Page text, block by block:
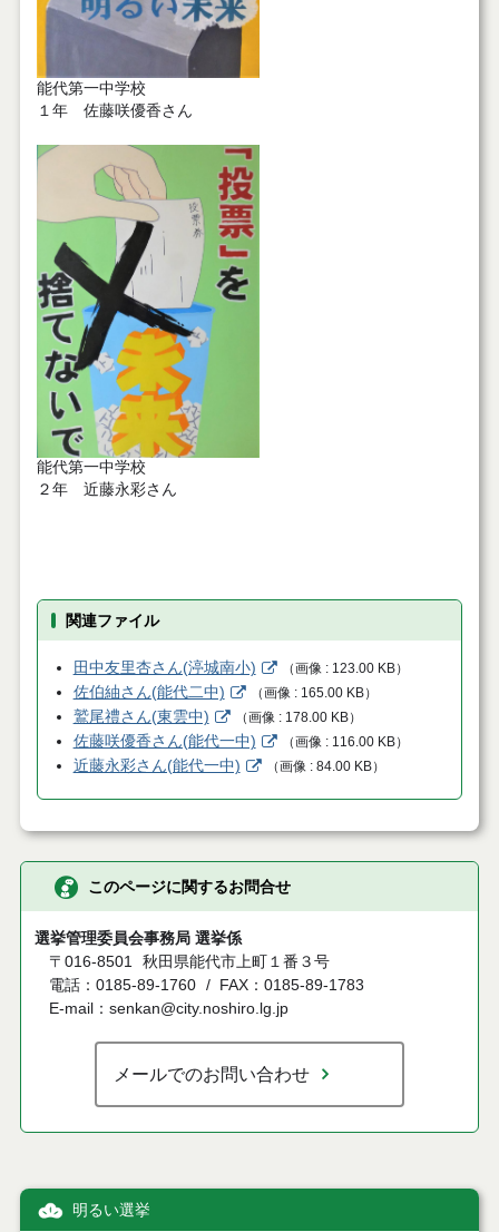
能代第一中学校
１年 佐藤咲優香さん
能代第一中学校
２年 近藤永彩さん
関連ファイル
田中友里杏さん(渟城南小) （画像 123.00 KB）
佐伯紬さん(能代二中) （画像 165.00 KB）
鷲尾禮さん(東雲中) （画像 178.00 KB）
佐藤咲優香さん(能代一中) （画像 116.00 KB）
近藤永彩さん(能代一中) （画像 84.00 KB）
このページに関するお問合せ
選挙管理委員会事務局 選挙係
〒016-8501
秋田県能代市上町１番３号
電話：0185-89-1760
FAX：0185-89-1783
E-mail：senkan@city.noshiro.lg.jp
メールでのお問い合わせ
明るい選挙